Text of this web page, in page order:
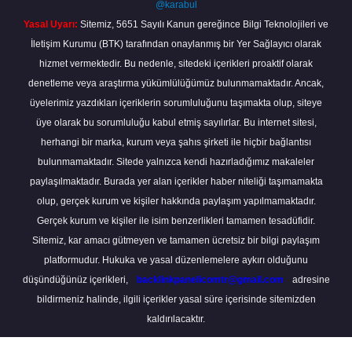
@karabul
Yasal Uyarı: Sitemiz, 5651 Sayılı Kanun gereğince Bilgi Teknolojileri ve
İletişim Kurumu (BTK) tarafından onaylanmış bir Yer Sağlayıcı olarak
hizmet vermektedir. Bu nedenle, sitedeki içerikleri proaktif olarak
denetleme veya araştırma yükümlülüğümüz bulunmamaktadır. Ancak,
üyelerimiz yazdıkları içeriklerin sorumluluğunu taşımakta olup, siteye
üye olarak bu sorumluluğu kabul etmiş sayılırlar. Bu internet sitesi,
herhangi bir marka, kurum veya şahıs şirketi ile hiçbir bağlantısı
bulunmamaktadır. Sitede yalnızca kendi hazırladığımız makaleler
paylaşılmaktadır. Burada yer alan içerikler haber niteliği taşımamakta
olup, gerçek kurum ve kişiler hakkında paylaşım yapılmamaktadır.
Gerçek kurum ve kişiler ile isim benzerlikleri tamamen tesadüfidir.
Sitemiz, kar amacı gütmeyen ve tamamen ücretsiz bir bilgi paylaşım
platformudur. Hukuka ve yasal düzenlemelere aykırı olduğunu
düşündüğünüz içerikleri,
backlinkpanelicomtr@gmail.com
adresine
bildirmeniz halinde, ilgili içerikler yasal süre içerisinde sitemizden
kaldırılacaktır.